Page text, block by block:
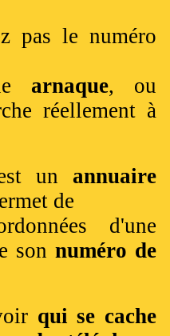
pas le numéro
arnaque, ou
réellement à
un annuaire
de
d'une
son numéro de
qui se cache